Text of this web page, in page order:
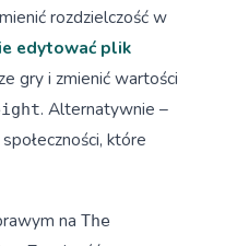
rozdzielczość w
edytować plik
gry i zmienić wartości
. Alternatywnie –
które
na The